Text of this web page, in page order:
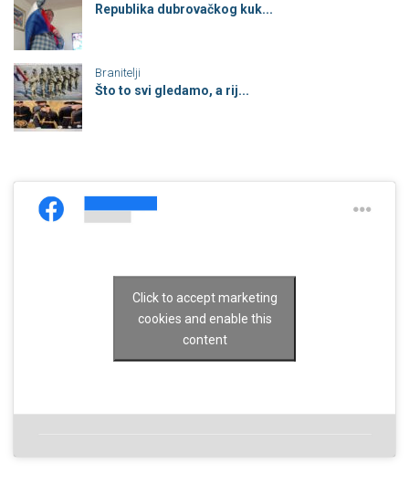
Republika dubrovačkog kuk...
Branitelji
Što to svi gledamo, a rij...
Click to accept marketing
cookies and enable this
content